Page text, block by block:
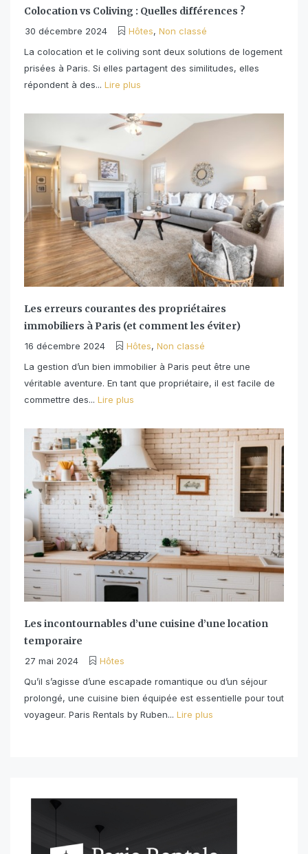
Colocation vs Coliving : Quelles différences ?
30 décembre 2024 Hôtes, Non classé
La colocation et le coliving sont deux solutions de logement
prisées à Paris. Si elles partagent des similitudes, elles
répondent à des... Lire plus
Les erreurs courantes des propriétaires
immobiliers à Paris (et comment les éviter)
16 décembre 2024 Hôtes, Non classé
La gestion d’un bien immobilier à Paris peut être une
véritable aventure. En tant que propriétaire, il est facile de
commettre des... Lire plus
Les incontournables d’une cuisine d’une location
temporaire
27 mai 2024
Hôtes
Qu’il s’agisse d’une escapade romantique ou d’un séjour
prolongé, une cuisine bien équipée est essentielle pour tout
voyageur. Paris Rentals by Ruben... Lire plus